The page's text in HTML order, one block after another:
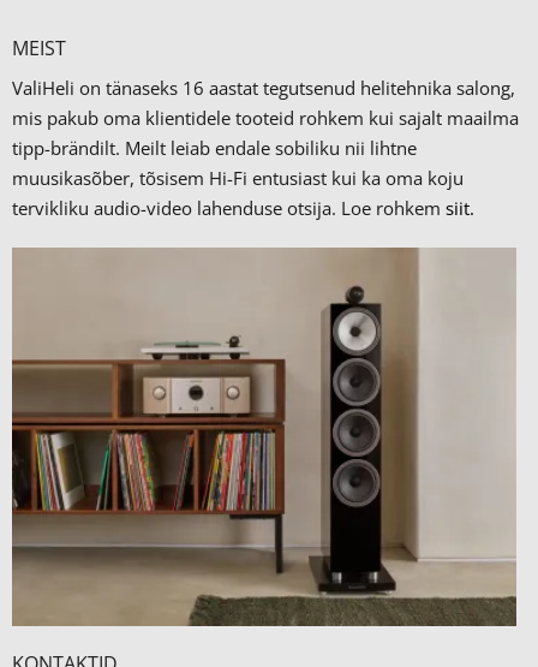
MEIST
ValiHeli on tänaseks 16 aastat tegutsenud helitehnika salong,
mis pakub oma klientidele tooteid rohkem kui sajalt maailma
tipp-brändilt. Meilt leiab endale sobiliku nii lihtne
muusikasõber, tõsisem Hi-Fi entusiast kui ka oma koju
tervikliku audio-video lahenduse otsija. Loe rohkem siit.